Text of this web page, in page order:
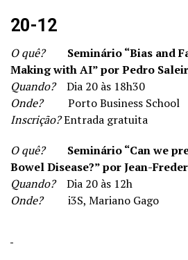
20-12
O quê?
Seminário “Bias and
Making with AI” por Pedro
Quando?Dia 20 às 18h30
Onde?Porto Business School
Inscrição?Entrada gratuita
O quê?
Seminário “Can we
Bowel Disease?” por Jean-
Quando?Dia 20 às 12h
Onde?i3S, Mariano Gago